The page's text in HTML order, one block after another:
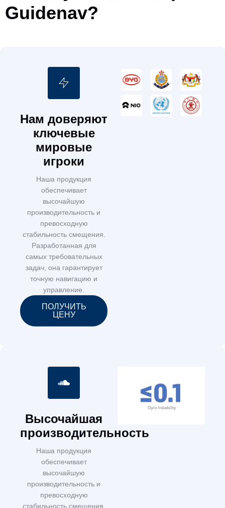
Guidenav?
Нам доверяют
ключевые
мировые
игроки
Наша продукция
обеспечивает
высочайшую
производительность и
превосходную
стабильность смещения.
Разработанная для
самых требовательных
задач, она гарантирует
точную навигацию и
управление.
ПОЛУЧИТЬ
ЦЕНУ
Высочайшая
производительность
Наша продукция
обеспечивает
высочайшую
производительность и
превосходную
стабильность смещения.